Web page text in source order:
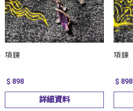
項鍊
$ 898
詳細資料
項鍊
$ 898